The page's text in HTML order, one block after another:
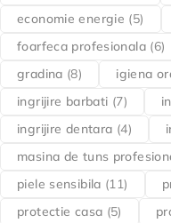
economie energie (5)
foarfeca profesionala(6)
gradina (8) igiena
ingrijire barbati (7)
ingrijire dentara (4)
masina de tuns
piele sensibila (11)
protectie casa (5)